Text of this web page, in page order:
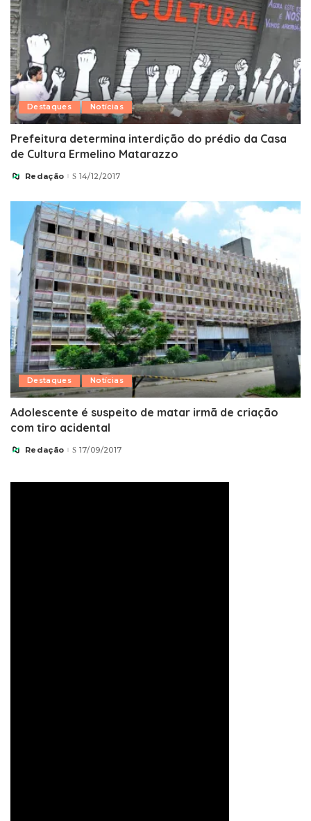
Destaques Notícias
Prefeitura determina interdição do prédio da Casa
de Cultura Ermelino Matarazzo
Posted
Redação 14/12/2017
Destaques Notícias
Adolescente é suspeito de matar irmã de criação
com tiro acidental
Posted
Redação 17/09/2017